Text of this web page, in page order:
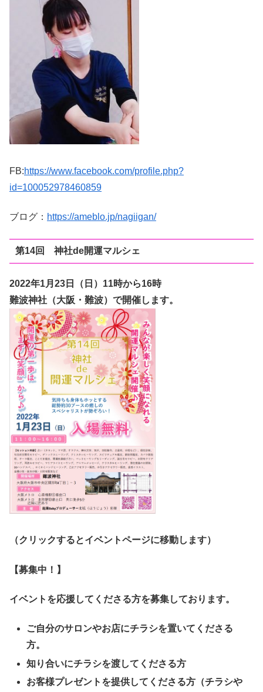
FB:https://www.facebook.com/profile.php?
id=100052978460859
ブログ： https://ameblo.jp/nagiigan/
第14回 神社de開運マルシェ
2022年1月23日（日 ）11時から16時
難波神社（大阪・難波）で開催します。
（クリックするとイベントページに移動します）
【募集中！】
イベントを応援してくださる方を募集しております。
ご自分のサロンやお店にチラシを置いてくださる
方。
知り合いにチラシを渡してくださる方
お客様プレゼントを提供してくださる方（チラシや